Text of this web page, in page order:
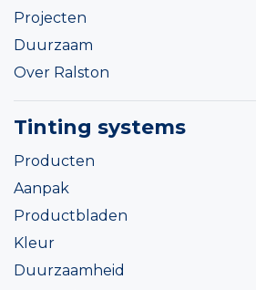
Projecten
Duurzaam
Over Ralston
Tinting systems
Producten
Aanpak
Productbladen
Kleur
Duurzaamheid